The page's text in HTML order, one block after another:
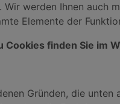
Wir werden Ihnen
Elemente der
finden Sie im
Gründen, die